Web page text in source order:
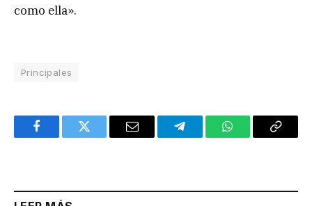
como ella».
Principales
FacebookTwitter Email TelegramWhatsAppCopy